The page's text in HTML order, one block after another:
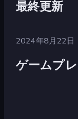
最終更新
2024年8月22日
ゲームプ